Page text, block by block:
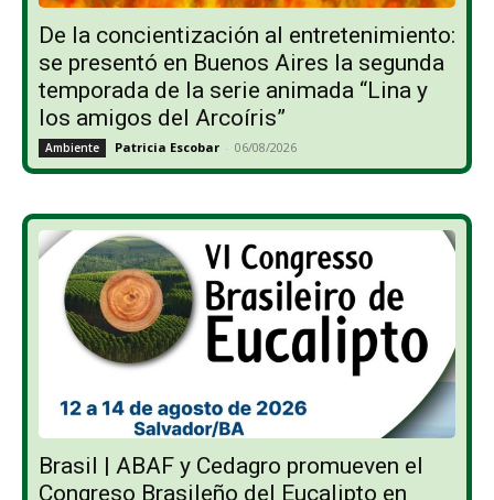
De la concientización al entretenimiento:
se presentó en Buenos Aires la segunda
temporada de la serie animada “Lina y
los amigos del Arcoíris”
Ambiente Patricia Escobar - 06/08/2026
Brasil | ABAF y Cedagro promueven el
Congreso Brasileño del Eucalipto en